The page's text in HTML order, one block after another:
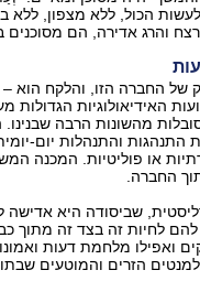
הכול, ללא מצפון, ללא
והרג אדירה, הם מסוכנים
של החברה הזו, והלקח הוא –
האידיאולוגיות הגדולות
מהשונות הרבה שבנינו.
התנהגות והתנהלות יום-
או פוליטיות. המכנה
החברה.
שביסודה היא
לחיות זה בצד זה מתוך
ואפילו מלחמת דעות ואמונות
הזרים והמוטעים